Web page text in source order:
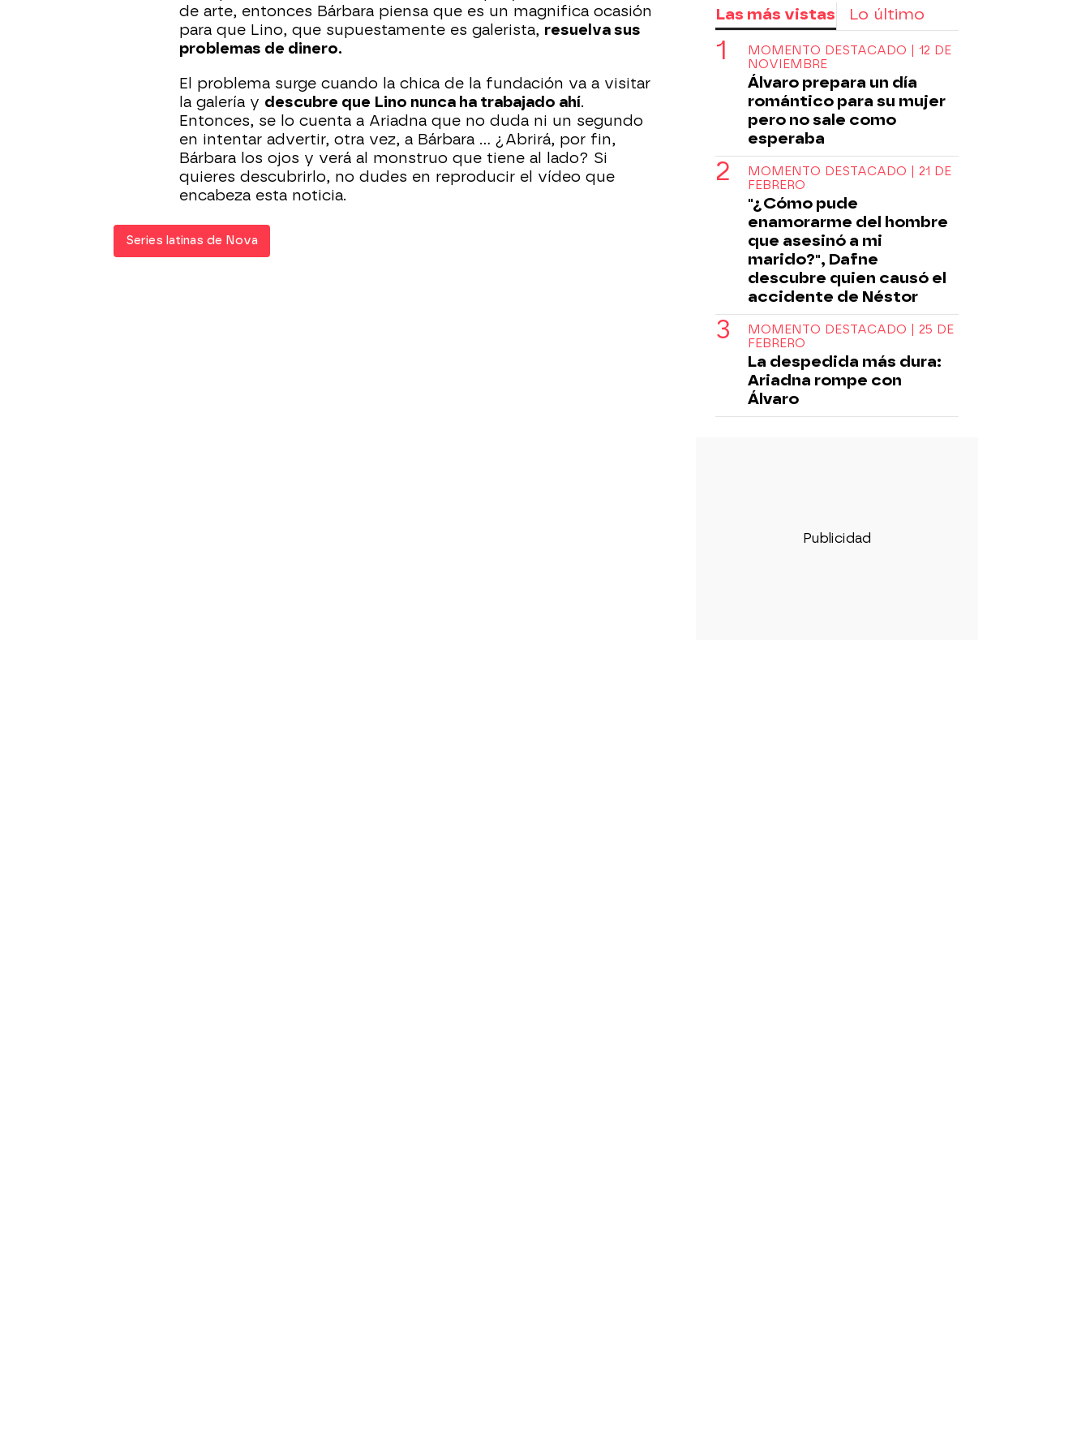
de arte, entonces Bárbara piensa que es un magnifica ocasión
para que Lino, que supuestamente es galerista, resuelva sus
problemas de dinero.
El problema surge cuando la chica de la fundación va a visitar
la galería y descubre que Lino nunca ha trabajado ahí.
Entonces, se lo cuenta a Ariadna que no duda ni un segundo
en intentar advertir, otra vez, a Bárbara ... ¿Abrirá, por fin,
Bárbara los ojos y verá al monstruo que tiene al lado? Si
quieres descubrirlo, no dudes en reproducir el vídeo que
encabeza esta noticia.
Series latinas de Nova
Las más vistas Lo último
MOMENTO DESTACADO | 12 DE
NOVIEMBRE
Álvaro prepara un día
romántico para su mujer
pero no sale como
esperaba
MOMENTO DESTACADO | 21 DE
FEBRERO
"¿Cómo pude
enamorarme del hombre
que asesinó a mi
marido?", Dafne
descubre quien causó el
accidente de Néstor
MOMENTO DESTACADO | 25 DE
FEBRERO
La despedida más dura:
Ariadna rompe con
Álvaro